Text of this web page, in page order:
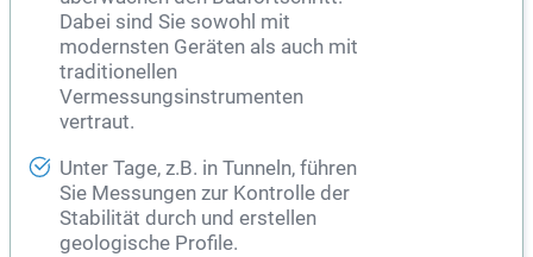
Dabei sind Sie sowohl mit
modernsten Geräten als auch mit
traditionellen
Vermessungsinstrumenten
vertraut.
Unter Tage, z.B. in Tunneln, führen
Sie Messungen zur Kontrolle der
Stabilität durch und erstellen
geologische Profile.